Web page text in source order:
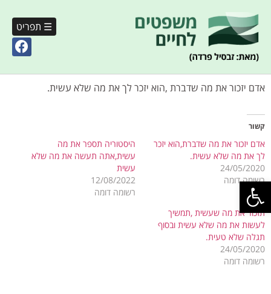
פתח סרגל נגישות
☰ תפריט
אדם יזכור את מה שדברת ,הוא יזכר לך את מה שלא עשית.
קשור
אדם יזכור את מה שדברת,הוא יזכר
לך את מה שלא עשית.
24/05/2020
רשומה דומה
היסטוריה תספר את מה
עשית,אתה תעשה את מה שלא
עשית
12/08/2022
רשומה דומה
תזכור את מה שעשית ,תמשיך
לעשות את מה שלא עשית ובסוף
תגלה שלא טעית.
24/05/2020
רשומה דומה